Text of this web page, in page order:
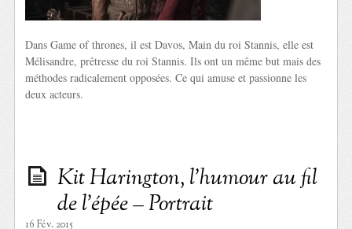
Dans Game of thrones, il est Davos, Main du roi Stannis, elle est
Mélisandre, prêtresse du roi Stannis. Ils ont un même but mais des
méthodes radicalement opposées. Ce qui amuse et passionne les
deux acteurs.
Kit Harington, l’humour au fil
de l’épée – Portrait
16 Fév. 2015